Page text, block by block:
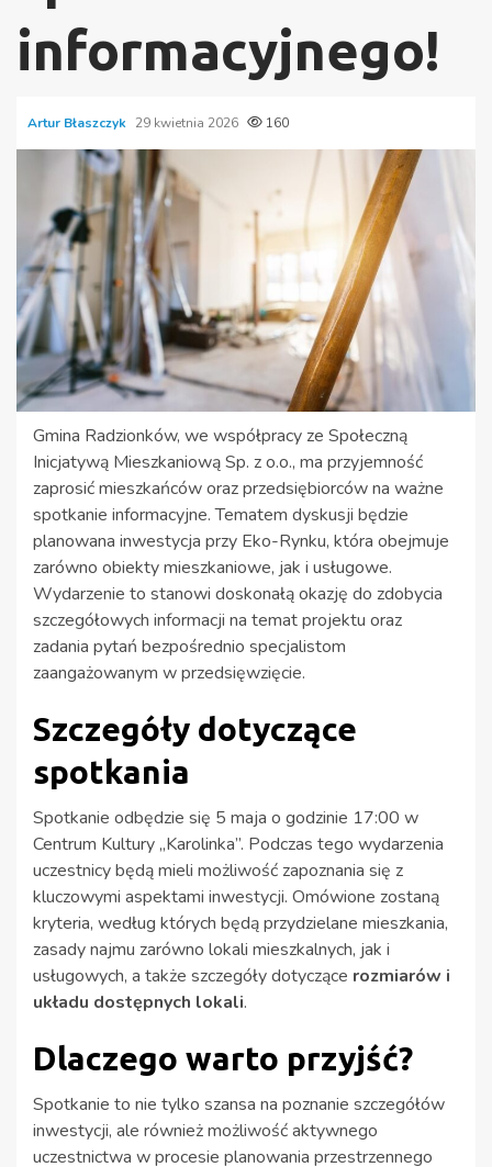
informacyjnego!
Artur Błaszczyk 29 kwietnia 2026 160
Gmina Radzionków, we współpracy ze Społeczną
Inicjatywą Mieszkaniową Sp. z o.o., ma przyjemność
zaprosić mieszkańców oraz przedsiębiorców na ważne
spotkanie informacyjne. Tematem dyskusji będzie
planowana inwestycja przy Eko-Rynku, która obejmuje
zarówno obiekty mieszkaniowe, jak i usługowe.
Wydarzenie to stanowi doskonałą okazję do zdobycia
szczegółowych informacji na temat projektu oraz
zadania pytań bezpośrednio specjalistom
zaangażowanym w przedsięwzięcie.
Szczegóły dotyczące
spotkania
Spotkanie odbędzie się 5 maja o godzinie 17:00 w
Centrum Kultury „Karolinka”. Podczas tego wydarzenia
uczestnicy będą mieli możliwość zapoznania się z
kluczowymi aspektami inwestycji. Omówione zostaną
kryteria, według których będą przydzielane mieszkania,
zasady najmu zarówno lokali mieszkalnych, jak i
usługowych, a także szczegóły dotyczące rozmiarów i
układu dostępnych lokali.
Dlaczego warto przyjść?
Spotkanie to nie tylko szansa na poznanie szczegółów
inwestycji, ale również możliwość aktywnego
uczestnictwa w procesie planowania przestrzennego